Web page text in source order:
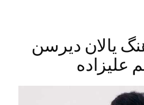
یالان دیرسن